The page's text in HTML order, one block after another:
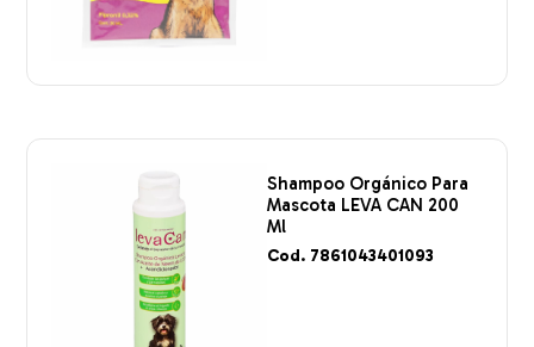
Shampoo Orgánico Para
Mascota LEVA CAN 200
Ml
Cod. 7861043401093